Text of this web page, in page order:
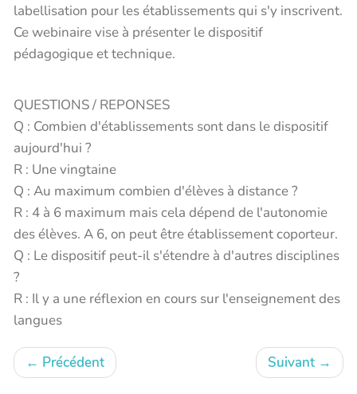
labellisation pour les établissements qui s'y inscrivent.
Ce webinaire vise à présenter le dispositif
pédagogique et technique.
QUESTIONS / REPONSES
Q : Combien d'établissements sont dans le dispositif
aujourd'hui ?
R : Une vingtaine
Q : Au maximum combien d'élèves à distance ?
R : 4 à 6 maximum mais cela dépend de l'autonomie
des élèves. A 6, on peut être établissement coporteur.
Q : Le dispositif peut-il s'étendre à d'autres disciplines
?
R : Il y a une réflexion en cours sur l'enseignement des
langues
← Précédent Suivant →